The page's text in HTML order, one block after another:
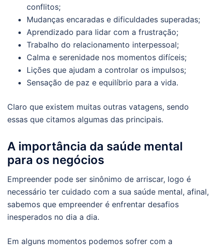
conflitos;
Mudanças encaradas e dificuldades superadas;
Aprendizado para lidar com a frustração;
Trabalho do relacionamento interpessoal;
Calma e serenidade nos momentos difíceis;
Lições que ajudam a controlar os impulsos;
Sensação de paz e equilíbrio para a vida.
Claro que existem muitas outras vatagens, sendo
essas que citamos algumas das principais.
A importância da saúde mental
para os negócios
Empreender pode ser sinônimo de arriscar, logo é
necessário ter cuidado com a sua saúde mental, afinal,
sabemos que empreender é enfrentar desafios
inesperados no dia a dia.
Em alguns momentos podemos sofrer com a